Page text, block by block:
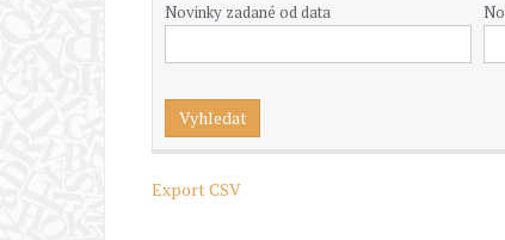
Novinky zadané od data
Export CSV